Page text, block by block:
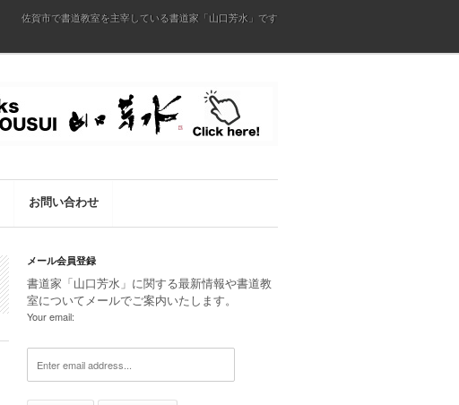
佐賀市で書道教室を主宰している書道家「山口芳水」です
お問い合わせ
メール会員登録
書道家「山口芳水」に関する最新情報や書道教
室についてメールでご案内いたします。
Your email: